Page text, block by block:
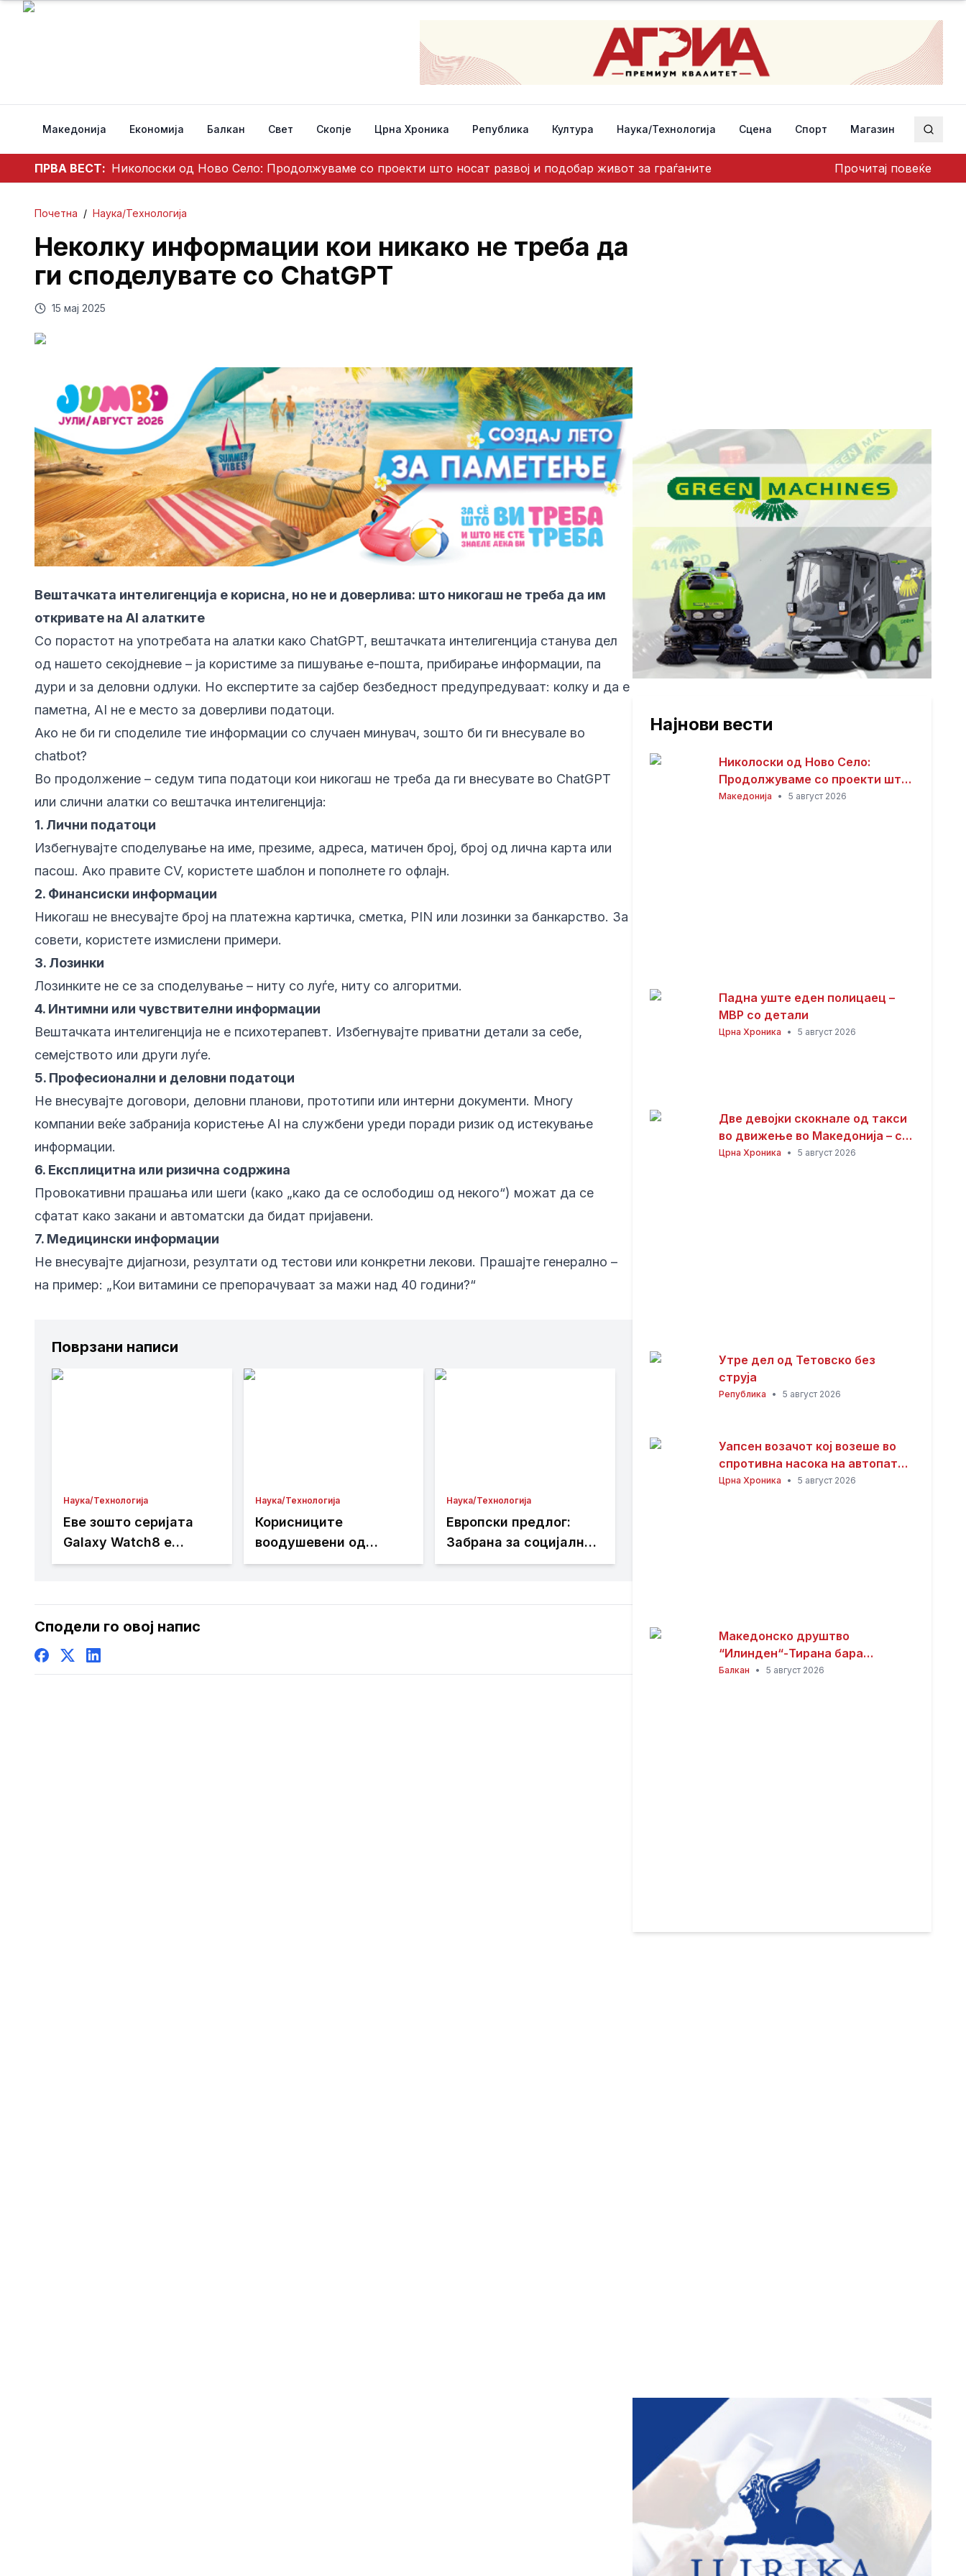
Македонија Економија Балкан Свет Скопје Црна Хроника Република Култура Наука/Технологија Сцена Спорт Магазин
ПРВА ВЕСТ: Николоски од Ново Село: Продолжуваме со проекти што носат развој и подобар живот за граѓаните Прочитај повеќе
Почетна / Наука/Технологија
Неколку информации кои никако не треба да
ги споделувате со ChatGPT
15 мај 2025
Вештачката интелигенција е корисна, но не и доверлива: што никогаш не треба да им
откривате на AI алатките
Со порастот на употребата на алатки како ChatGPT, вештачката интелигенција станува дел
од нашето секојдневие – ја користиме за пишување е-пошта, прибирање информации, па
дури и за деловни одлуки. Но експертите за сајбер безбедност предупредуваат: колку и да е
паметна, AI не е место за доверливи податоци.
Ако не би ги споделиле тие информации со случаен минувач, зошто би ги внесувале во
chatbot?
Во продолжение – седум типа податоци кои никогаш не треба да ги внесувате во ChatGPT
или слични алатки со вештачка интелигенција:
1. Лични податоци
Избегнувајте споделување на име, презиме, адреса, матичен број, број од лична карта или
пасош. Ако правите CV, користете шаблон и пополнете го офлајн.
2. Финансиски информации
Никогаш не внесувајте број на платежна картичка, сметка, PIN или лозинки за банкарство. За
совети, користете измислени примери.
3. Лозинки
Лозинките не се за споделување – ниту со луѓе, ниту со алгоритми.
4. Интимни или чувствителни информации
Вештачката интелигенција не е психотерапевт. Избегнувајте приватни детали за себе,
семејството или други луѓе.
5. Професионални и деловни податоци
Не внесувајте договори, деловни планови, прототипи или интерни документи. Многу
компании веќе забранија користење AI на службени уреди поради ризик од истекување
информации.
6. Експлицитна или ризична содржина
Провокативни прашања или шеги (како „како да се ослободиш од некого“) можат да се
сфатат како закани и автоматски да бидат пријавени.
7. Медицински информации
Не внесувајте дијагнози, резултати од тестови или конкретни лекови. Прашајте генерално –
на пример: „Кои витамини се препорачуваат за мажи над 40 години?“
Поврзани написи
Наука/Технологија
Еве зошто серијата
Galaxy Watch8 е
новиот омилен
секој биохакер
Наука/Технологија
Корисниците
воодушевени од
новите опции на Viber
Наука/Технологија
Европски предлог:
Забрана за социјални
медиуми за помлади
Сподели го овој напис
Најнови вести
Николоски од Ново Село:
Продолжуваме со проекти што
носат развој и подобар живот
Македонија • 5 август 2026
Падна уште еден полицаец –
МВР со детали
Црна Хроника • 5 август 2026
Две девојки скокнале од такси
во движење во Македонија – се
утврдува што точно се случило!
Црна Хроника • 5 август 2026
Утре дел од Тетовско без
струја
Република • 5 август 2026
Уапсен возачот кој возеше во
спротивна насока на автопатот
Скопје – Велес
Црна Хроника • 5 август 2026
Македонско друштво
“Илинден“-Тирана бара
официјалната веб-страница на
Балкан • 5 август 2026